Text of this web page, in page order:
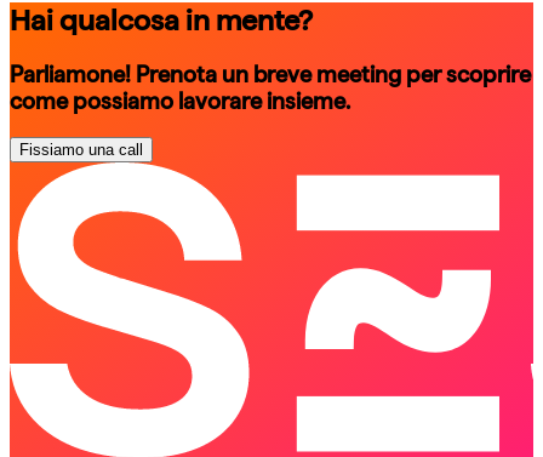
Hai qualcosa in mente?
Parliamone! Prenota un breve meeting per scoprire
come possiamo lavorare insieme.
Fissiamo una call
schedule a call
schedule a call